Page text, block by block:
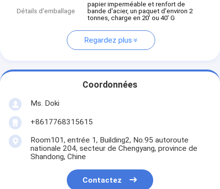
Détails d'emballage
papier imperméable et renfort de
bande d'acier, un paquet d'environ 2
tonnes, charge en 20' ou 40' G
Regardez plus
Coordonnées
Ms. Doki
+8617768315615
Room101, entrée 1, Building2, No.95 autoroute
nationale 204, secteur de Chengyang, province de
Shandong, Chine
Contactez